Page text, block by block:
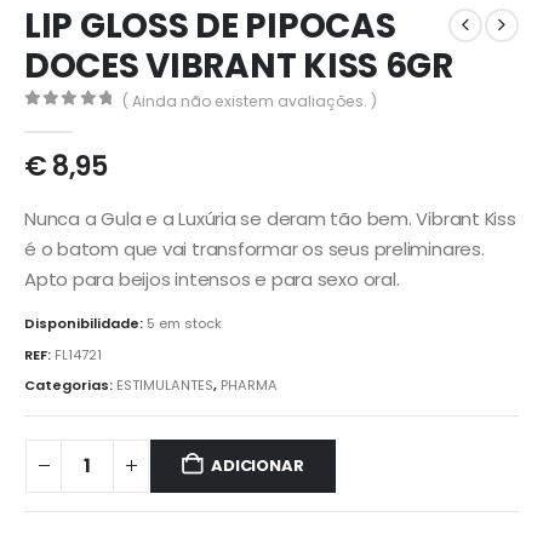
LIP GLOSS DE PIPOCAS
DOCES VIBRANT KISS 6GR
( Ainda não existem avaliações. )
€8,95
Nunca a Gula e a Luxúria se deram tão bem. Vibrant Kiss
é o batom que vai transformar os seus preliminares.
Apto para beijos intensos e para sexo oral.
Disponibilidade: 5 em stock
REF: FL14721
Categorias: ESTIMULANTES, PHARMA
ADICIONAR